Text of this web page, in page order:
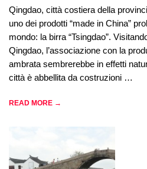
Qingdao, città costiera della
uno dei prodotti “made in China”
mondo: la birra “Tsingdao”.
Qingdao, l’associazione con la
ambrata sembrerebbe in effetti
città è abbellita da costruzioni …
READ MORE →